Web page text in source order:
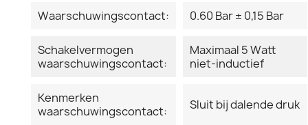
Waarschuwingscontact: 0.60 Bar ± 0,15 Bar
Schakelvermogen
waarschuwingscontact:
Maximaal 5 Watt
niet-inductief
Kenmerken
waarschuwingscontact:
Sluit bij dalende druk